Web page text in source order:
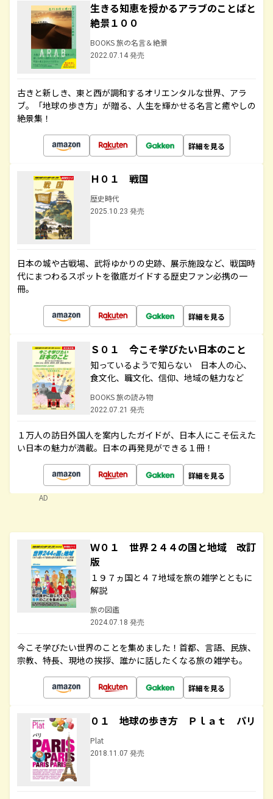
生きる知恵を授かるアラブのことばと
絶景１００
BOOKS 旅の名言＆絶景
2022.07.14 発売
古きと新しき、東と西が調和するオリエンタルな世界、アラ
ブ。「地球の歩き方」が贈る、人生を輝かせる名言と癒やしの
絶景集！
詳細を見る
Ｈ０１ 戦国
歴史時代
2025.10.23 発売
日本の城や古戦場、武将ゆかりの史跡、展示施設など、戦国時
代にまつわるスポットを徹底ガイドする歴史ファン必携の一
冊。
詳細を見る
Ｓ０１ 今こそ学びたい日本のこと
知っているようで知らない 日本人の心、
食文化、職文化、信仰、地域の魅力など
BOOKS 旅の読み物
2022.07.21 発売
１万人の訪日外国人を案内したガイドが、日本人にこそ伝えた
い日本の魅力が満載。日本の再発見ができる１冊！
詳細を見る
AD
Ｗ０１ 世界２４４の国と地域 改訂
版
１９７ヵ国と４７地域を旅の雑学とともに
解説
旅の図鑑
2024.07.18 発売
今こそ学びたい世界のことを集めました！首都、言語、民族、
宗教、特長、現地の挨拶、誰かに話したくなる旅の雑学も。
詳細を見る
０１ 地球の歩き方 Ｐｌａｔ パリ
Plat
2018.11.07 発売